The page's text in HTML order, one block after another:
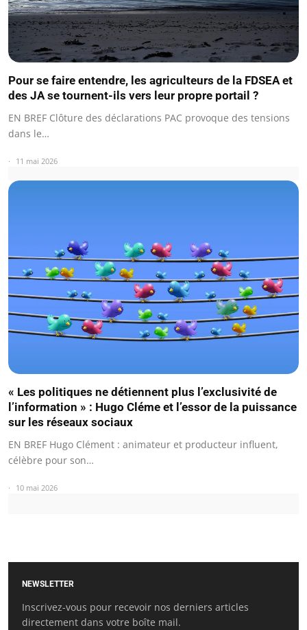
Pour se faire entendre, les agriculteurs de la FDSEA et
des JA se tournent-ils vers leur propre portail ?
EN BREF Clôture des déclarations PAC provoque des tensions
dans le…
11 mai 2026
« Les politiques ne détiennent plus l’exclusivité de
l’information » : Hugo Cléme et l’essor de la puissance
sur les réseaux sociaux
EN BREF Hugo Clément : animateur et producteur influent,
célèbre pour son…
10 mai 2026
NEWSLETTER
Inscrivez-vous pour recevoir nos derniers articles
directement dans votre boîte mail.